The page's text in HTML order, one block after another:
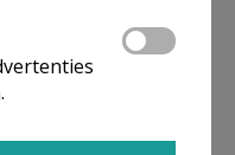
van andere